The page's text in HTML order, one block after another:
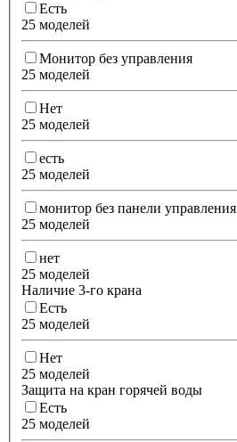
Есть
25 моделей
Монитор без управления
25 моделей
Нет
25 моделей
есть
25 моделей
монитор без панели управления
25 моделей
нет
25 моделей
Наличие 3-го крана
Есть
25 моделей
Нет
25 моделей
Защита на кран горячей воды
Есть
25 моделей